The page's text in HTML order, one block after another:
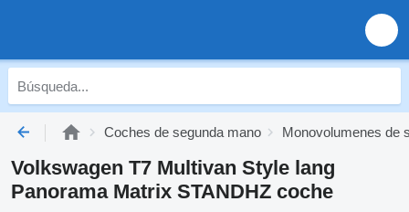
Coches de segunda mano Monovolumenes de
Volkswagen T7 Multivan Style lang
Panorama Matrix STANDHZ coche